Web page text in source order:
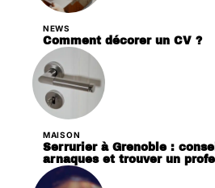
NEWS
Comment décorer un CV ?
MAISON
Serrurier à Grenoble :
arnaques et trouver un